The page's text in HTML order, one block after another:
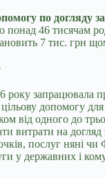
по догляду
понад 46 тисячам
7 тис. грн
року запрацювала
допомогу
від одного до
витрати на
послуг няні
у державних і